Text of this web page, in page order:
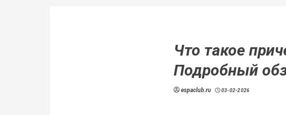
Что такое
Подробный
espaclub.ru 03-02-2026